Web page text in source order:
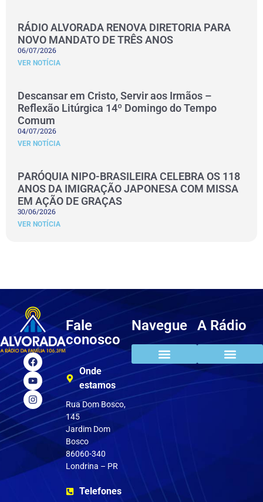
RÁDIO ALVORADA RENOVA DIRETORIA PARA
NOVO MANDATO DE TRÊS ANOS
06/07/2026
VER NOTÍCIA
Descansar em Cristo, Servir aos Irmãos –
Reflexão Litúrgica 14º Domingo do Tempo
Comum
04/07/2026
VER NOTÍCIA
PARÓQUIA NIPO-BRASILEIRA CELEBRA OS 118
ANOS DA IMIGRAÇÃO JAPONESA COM MISSA
EM AÇÃO DE GRAÇAS
30/06/2026
VER NOTÍCIA
Fale
conosco
Onde
estamos
Rua Dom Bosco,
145
Jardim Dom
Bosco
86060-340
Londrina – PR
Telefones
Navegue A Rádio